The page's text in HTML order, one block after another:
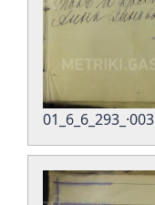
01_6_6_293_·003